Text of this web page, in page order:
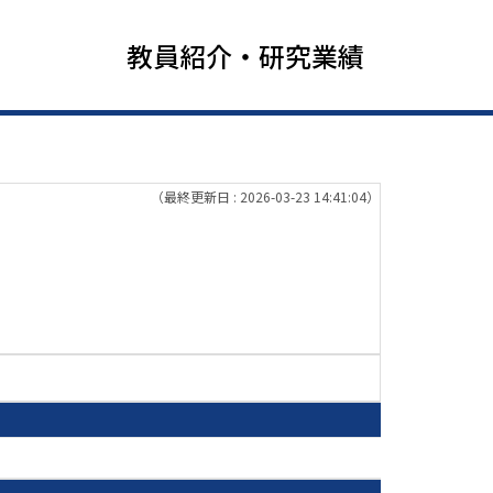
教員紹介・研究業績
（最終更新日 : 2026-03-23 14:41:04）